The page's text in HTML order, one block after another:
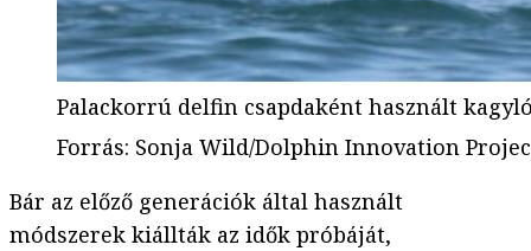
Palackorrú delfin csapdaként használt
Forrás: Sonja Wild/Dolphin Innovation
Bár az előző generációk által használt
módszerek kiállták az idők próbáját,